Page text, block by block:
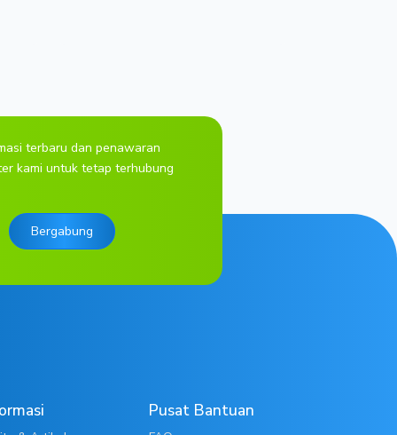
terbaru dan penawaran
kami untuk tetap terhubung
Bergabung
Pusat Bantuan